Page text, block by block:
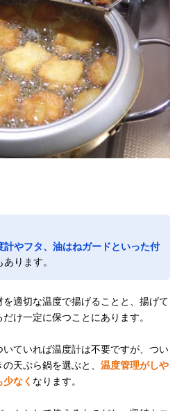
計やフタ、油はねガードといった付
ります。
を適切な温度で揚げることと、揚げて
け一定に保つことにあります。
ていれば温度計は不要ですが、つい
天ぷら鍋を選ぶと、 温度管理がしや
なく なります。